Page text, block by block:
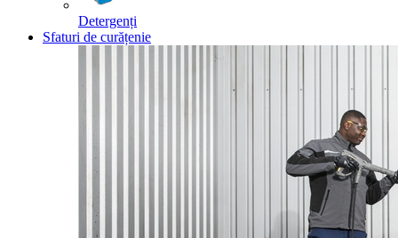
Detergenți
Sfaturi de curățenie